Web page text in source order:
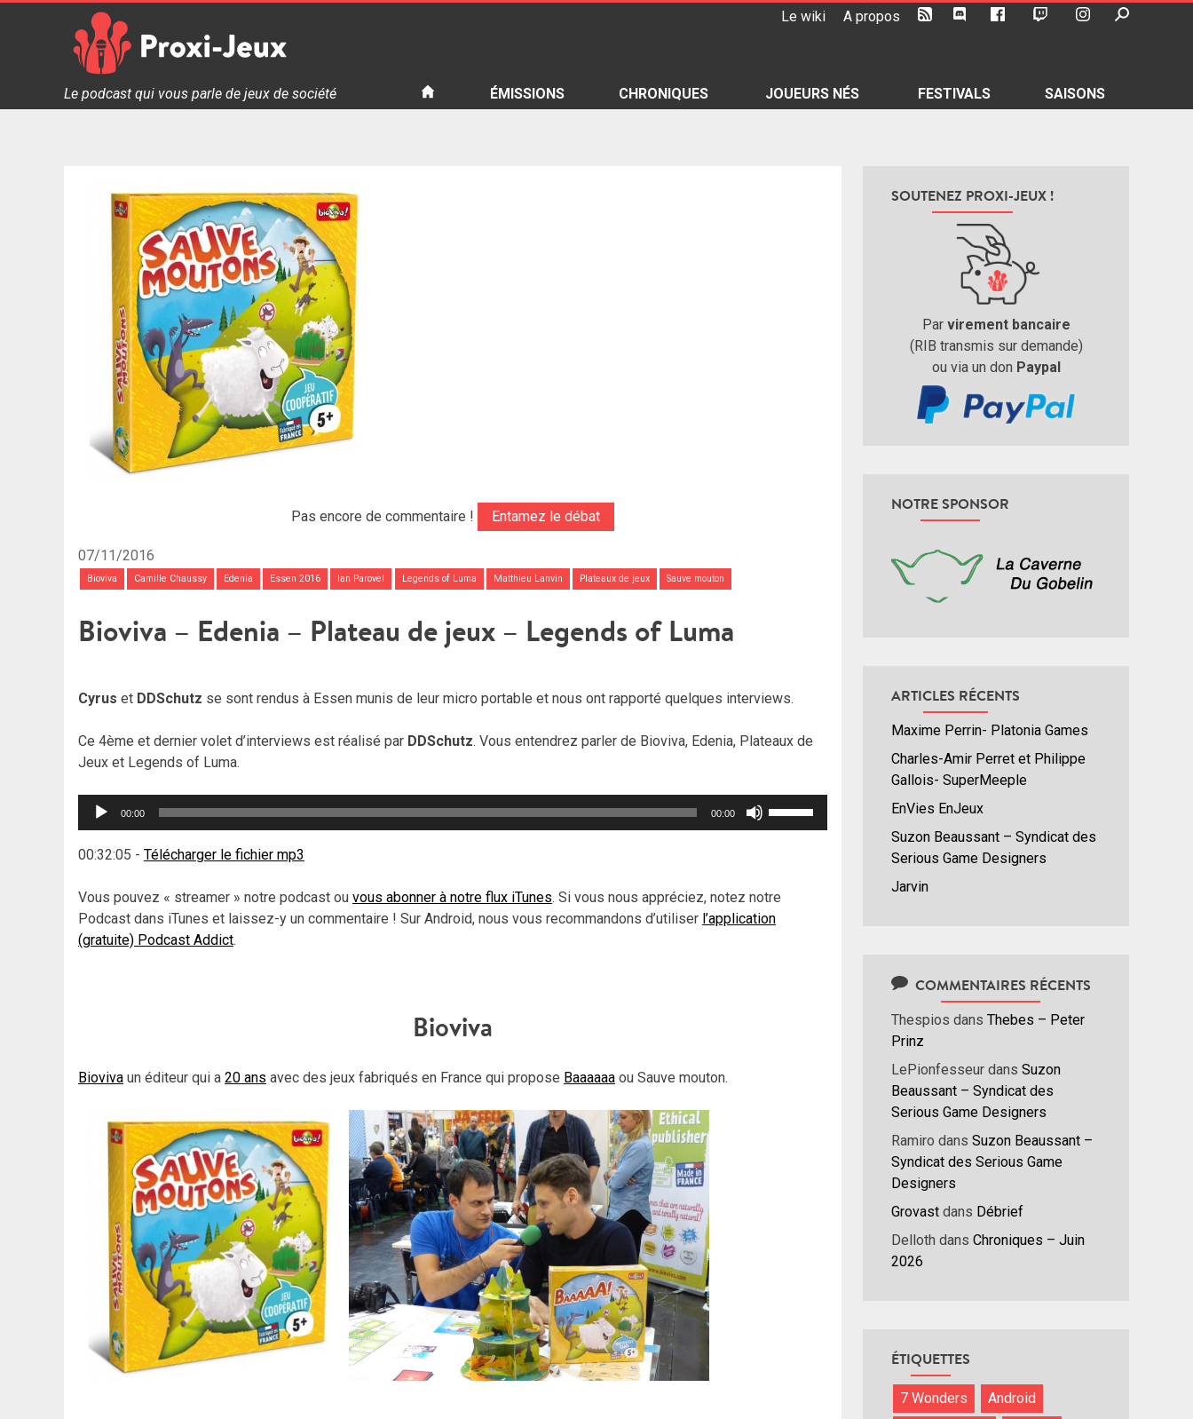
Le wiki A propos
Proxi Jeux - Le podcast qui vous parle de jeux de société
Le podcast qui vous parle de jeux de société ÉMISSIONS CHRONIQUES JOUEURS NÉS FESTIVALS SAISONS
Pas encore de commentaire ! Entamez le débat
07/11/2016
Bioviva Camille Chaussy Edenia Essen 2016 Ian Parovel Legends of Luma Matthieu Lanvin Plateaux de jeux Sauve mouton
Bioviva – Edenia – Plateau de jeux – Legends of Luma
Cyrus et DDSchutz se sont rendus à Essen munis de leur micro portable et nous ont rapporté quelques interviews.
Ce 4ème et dernier volet d’interviews est réalisé par DDSchutz. Vous entendrez parler de Bioviva, Edenia, Plateaux de
Jeux et Legends of Luma.
Lecteur
00:00 00:00
00:32:05 - Télécharger le fichier mp3
Vous pouvez « streamer » notre podcast ou vous abonner à notre flux iTunes. Si vous nous appréciez, notez notre
Podcast dans iTunes et laissez-y un commentaire ! Sur Android, nous vous recommandons d’utiliser l’application
(gratuite) Podcast Addict.
Bioviva
Bioviva un éditeur qui a 20 ans avec des jeux fabriqués en France qui propose Baaaaaa ou Sauve mouton.
SOUTENEZ PROXI-JEUX !
Par virement bancaire
(RIB transmis sur demande)
ou via un don Paypal
NOTRE SPONSOR
ARTICLES RÉCENTS
Maxime Perrin- Platonia Games
Charles-Amir Perret et Philippe
Gallois- SuperMeeple
EnVies EnJeux
Suzon Beaussant – Syndicat des
Serious Game Designers
Jarvin
COMMENTAIRES RÉCENTS
Thespios dans Thebes – Peter
Prinz
LePionfesseur dans Suzon
Beaussant – Syndicat des
Serious Game Designers
Ramiro dans Suzon Beaussant –
Syndicat des Serious Game
Designers
Grovast dans Débrief
Delloth dans Chroniques – Juin
2026
ÉTIQUETTES
7 Wonders
Android